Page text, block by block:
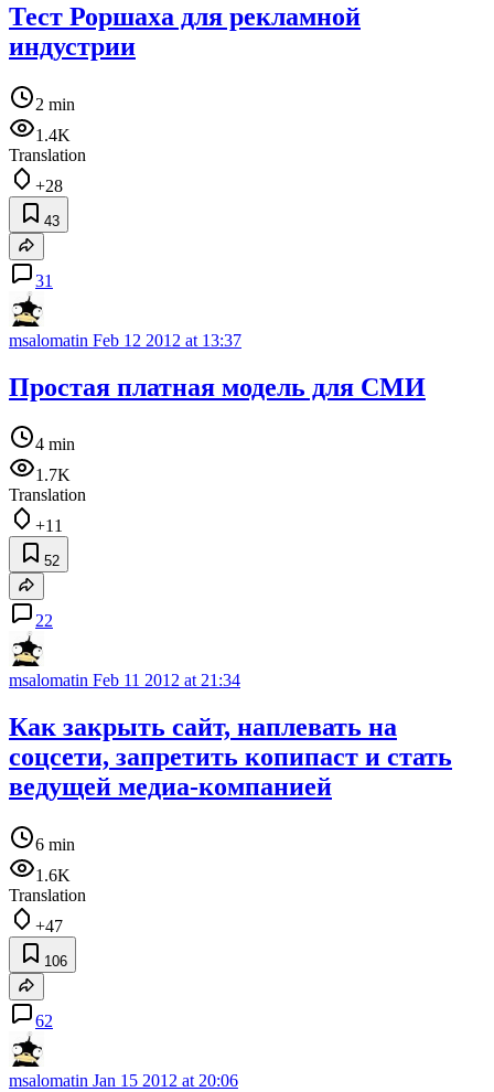
Тест Роршаха для рекламной
индустрии
2 min
1.4K
Translation
+28
43
31
msalomatin Feb 12 2012 at 13:37
Простая платная модель для СМИ
4 min
1.7K
Translation
+11
52
22
msalomatin Feb 11 2012 at 21:34
Как закрыть сайт, наплевать на
соцсети, запретить копипаст и стать
ведущей медиа-компанией
6 min
1.6K
Translation
+47
106
62
msalomatin Jan 15 2012 at 20:06